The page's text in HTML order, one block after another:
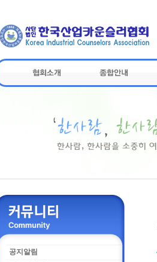
공지알림